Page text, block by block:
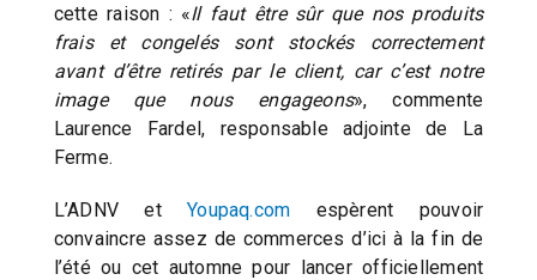
cette raison : «Il faut être sûr que nos produits
frais et congelés sont stockés correctement
avant d’être retirés par le client, car c’est notre
image que nous engageons», commente
Laurence Fardel, responsable adjointe de La
Ferme.
L’ADNV etYoupaq.com espèrent pouvoir
convaincre assez de commerces d’ici à la fin de
l’été ou cet automne pour lancer officiellement